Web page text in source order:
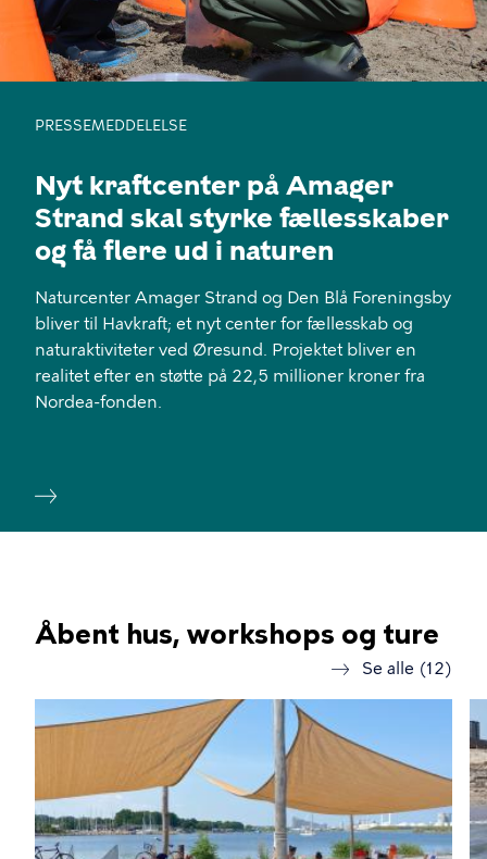
PRESSEMEDDELELSE
Nyt kraftcenter på Amager
Strand skal styrke fællesskaber
og få flere ud i naturen
Naturcenter Amager Strand og Den Blå Foreningsby
bliver til Havkraft; et nyt center for fællesskab og
naturaktiviteter ved Øresund. Projektet bliver en
realitet efter en støtte på 22,5 millioner kroner fra
Nordea-fonden.
Åbent hus, workshops og ture
Se alle (12)